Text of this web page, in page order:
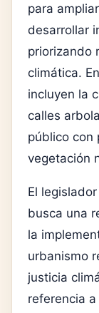
para
desarrollar
priorizando
climática.
incluyen la
calles
público con
vegetación
El
busca una
la
urbanismo
justicia
referencia